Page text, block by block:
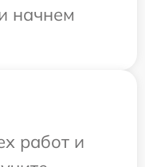
начнем
работ и